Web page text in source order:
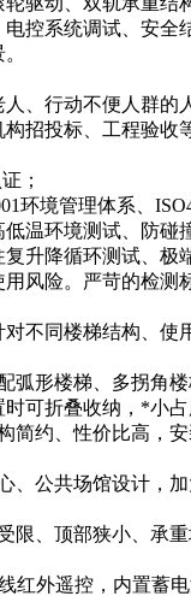
控系统调试、安
、行动不便人群
招投标、工程验收
；
环境管理体系、
温环境测试、防碰
升降循环测试、
风险。严苛的检
不同楼梯结构、
弧形楼梯、多拐角
可折叠收纳，*小占
简约、性价比高，
、公共场馆设计，
限、顶部狭小、承
红外遥控，内置蓄